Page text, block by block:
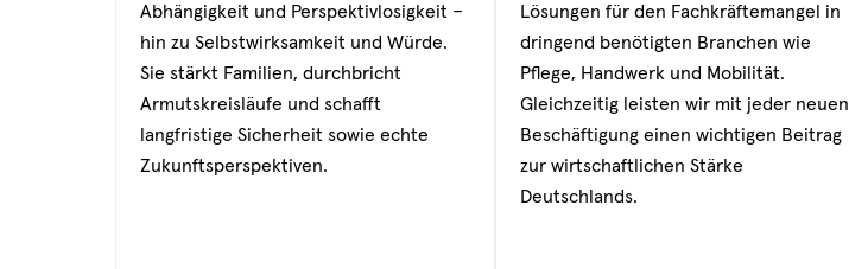
Abhängigkeit und Perspektivlosigkeit –
hin zu Selbstwirksamkeit und Würde.
Sie stärkt Familien, durchbricht
Armutskreisläufe und schafft
langfristige Sicherheit sowie echte
Zukunftsperspektiven.
Lösungen für den Fachkräftemangel in
dringend benötigten Branchen wie
Pflege, Handwerk und Mobilität.
Gleichzeitig leisten wir mit jeder neuen
Beschäftigung einen wichtigen Beitrag
zur wirtschaftlichen Stärke
Deutschlands.